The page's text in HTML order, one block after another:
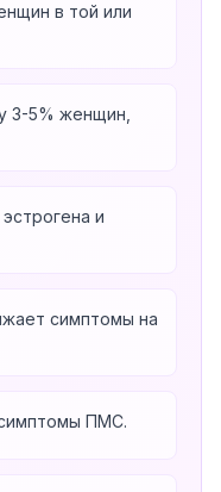
в той или
5% женщин,
и
симптомы на
ПМС.